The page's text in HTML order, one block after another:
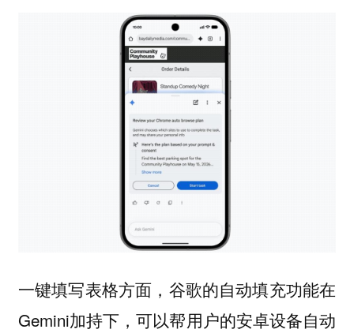
一键填写表格方面，谷歌的自动填充功能在
Gemini加持下，可以帮用户的安卓设备自动